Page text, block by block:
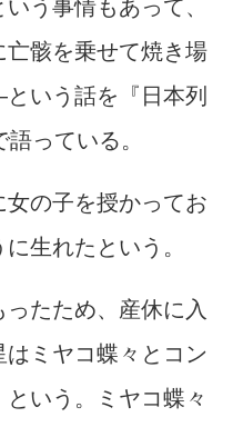
う事情もあって、
骸を乗せて焼き場
いう話を『日本列
っている。
の子を授かってお
生れたという。
たため、産休に入
ミヤコ蝶々とコン
いう。ミヤコ蝶々